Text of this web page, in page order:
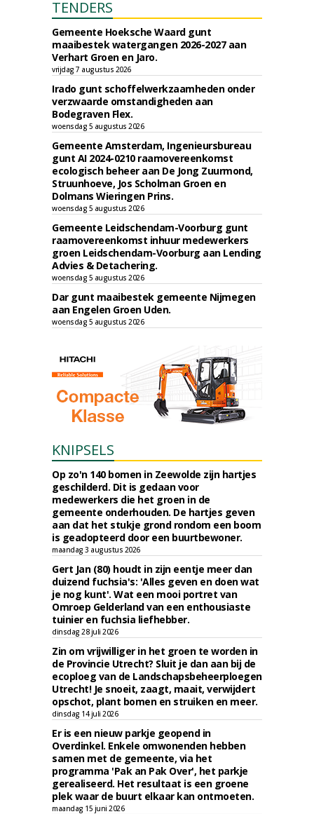
TENDERS
Gemeente Hoeksche Waard gunt
maaibestek watergangen 2026-2027 aan
Verhart Groen en Jaro.
vrijdag 7 augustus 2026
Irado gunt schoffelwerkzaamheden onder
verzwaarde omstandigheden aan
Bodegraven Flex.
woensdag 5 augustus 2026
Gemeente Amsterdam, Ingenieursbureau
gunt AI 2024-0210 raamovereenkomst
ecologisch beheer aan De Jong Zuurmond,
Struunhoeve, Jos Scholman Groen en
Dolmans Wieringen Prins.
woensdag 5 augustus 2026
Gemeente Leidschendam-Voorburg gunt
raamovereenkomst inhuur medewerkers
groen Leidschendam-Voorburg aan Lending
Advies & Detachering.
woensdag 5 augustus 2026
Dar gunt maaibestek gemeente Nijmegen
aan Engelen Groen Uden.
woensdag 5 augustus 2026
KNIPSELS
Op zo'n 140 bomen in Zeewolde zijn hartjes
geschilderd. Dit is gedaan voor
medewerkers die het groen in de
gemeente onderhouden. De hartjes geven
aan dat het stukje grond rondom een boom
is geadopteerd door een buurtbewoner.
maandag 3 augustus 2026
Gert Jan (80) houdt in zijn eentje meer dan
duizend fuchsia's: 'Alles geven en doen wat
je nog kunt'. Wat een mooi portret van
Omroep Gelderland van een enthousiaste
tuinier en fuchsia liefhebber.
dinsdag 28 juli 2026
Zin om vrijwilliger in het groen te worden in
de Provincie Utrecht? Sluit je dan aan bij de
ecoploeg van de Landschapsbeheerploegen
Utrecht! Je snoeit, zaagt, maait, verwijdert
opschot, plant bomen en struiken en meer.
dinsdag 14 juli 2026
Er is een nieuw parkje geopend in
Overdinkel. Enkele omwonenden hebben
samen met de gemeente, via het
programma 'Pak an Pak Over', het parkje
gerealiseerd. Het resultaat is een groene
plek waar de buurt elkaar kan ontmoeten.
maandag 15 juni 2026